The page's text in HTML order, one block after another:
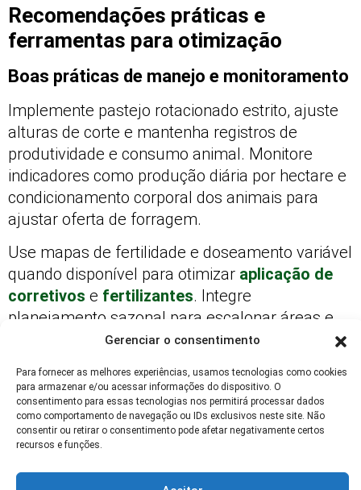
Gerenciar o consentimento
Para fornecer as melhores experiências, usamos tecnologias como cookies
para armazenar e/ou acessar informações do dispositivo. O
consentimento para essas tecnologias nos permitirá processar dados
como comportamento de navegação ou IDs exclusivos neste site. Não
consentir ou retirar o consentimento pode afetar negativamente certos
recursos e funções.
Recomendações práticas e
ferramentas para otimização
Boas práticas de manejo e monitoramento
Implemente pastejo rotacionado estrito, ajuste
alturas de corte e mantenha registros de
produtividade e consumo animal. Monitore
indicadores como produção diária por hectare e
condicionamento corporal dos animais para
ajustar oferta de forragem.
Use mapas de fertilidade e doseamento variável
quando disponível para otimizar aplicação de
corretivos e fertilizantes. Integre
planejamento sazonal para escalonar áreas e
reduzir picos de demanda por maquinaria e
Programas de capacitação técnica para equipe
e uso de protocolos padronizados de
monitoramento reduzem erros operacionais e
sistema Sorgo e Braquiária.